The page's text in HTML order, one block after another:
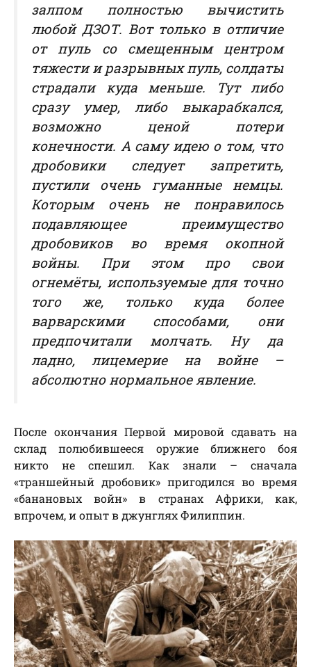
залпом полностью вычистить
любой ДЗОТ. Вот только в отличие
от пуль со смещенным центром
тяжести и разрывных пуль, солдаты
страдали куда меньше. Тут либо
сразу умер, либо выкарабкался,
возможно ценой потери
конечности. А саму идею о том, что
дробовики следует запретить,
пустили очень гуманные немцы.
Которым очень не понравилось
подавляющее преимущество
дробовиков во время окопной
войны. При этом про свои
огнемёты, используемые для точно
того же, только куда более
варварскими способами, они
предпочитали молчать. Ну да
ладно, лицемерие на войне –
абсолютно нормальное явление.
После окончания Первой мировой сдавать на
склад полюбившееся оружие ближнего боя
никто не спешил. Как знали – сначала
«траншейный дробовик» пригодился во время
«банановых войн» в странах Африки, как,
впрочем, и опыт в джунглях Филиппин.